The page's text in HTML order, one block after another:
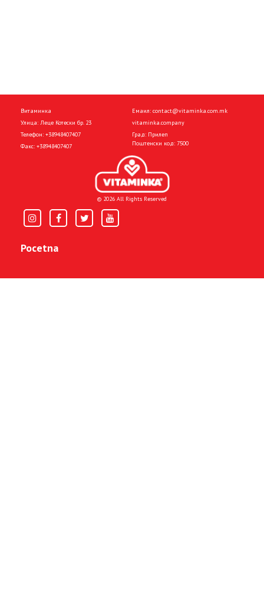
Витаминка
Улица: Леце Котески бр. 23
Телефон: +38948407407
Факс: +38948407407
Емаил: contact@vitaminka.com.mk
vitaminka.company
Град: Прилеп
Поштенски код: 7500
© 2026 All Rights Reserved
Pocetna